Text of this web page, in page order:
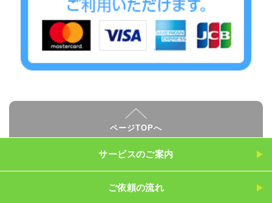
ページTOPへ
サービスのご案内
ご依頼の流れ